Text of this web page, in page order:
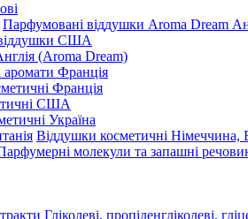
Парфумовані віддушки Aroma Dream
США
(Aroma Dream)
Франція
Франція
США
Україна
Віддушки косметичні Німеччина,
молекули та запашні
Гліколеві, пропіленгліколеві,